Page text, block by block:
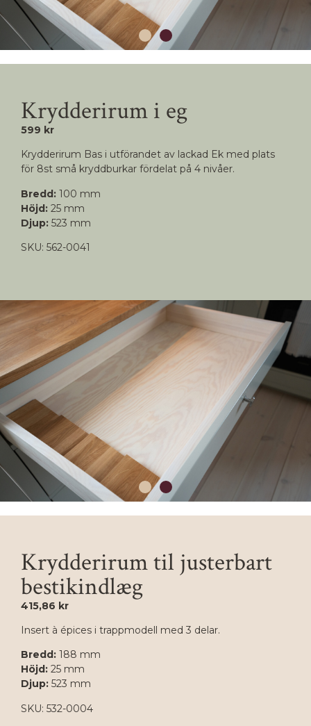
Krydderirum i eg
599 kr
Krydderirum Bas i utförandet av lackad Ek med plats
för 8st små kryddburkar fördelat på 4 nivåer.
Bredd: 100 mm
Höjd: 25 mm
Djup: 523 mm
SKU: 562-0041
Krydderirum til justerbart
bestikindlæg
415,86 kr
Insert à épices i trappmodell med 3 delar.
Bredd: 188 mm
Höjd: 25 mm
Djup: 523 mm
SKU: 532-0004